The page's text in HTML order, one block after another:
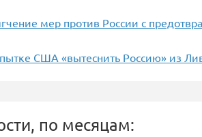
мер против России с
США «вытеснить Россию» из
по месяцам: